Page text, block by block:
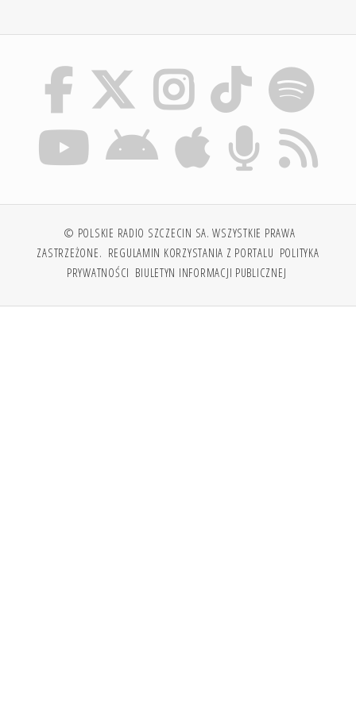
© POLSKIE RADIO SZCZECIN SA. WSZYSTKIE PRAWA
ZASTRZEŻONE. REGULAMIN KORZYSTANIA Z PORTALU POLITYKA
PRYWATNOŚCI BIULETYN INFORMACJI PUBLICZNEJ